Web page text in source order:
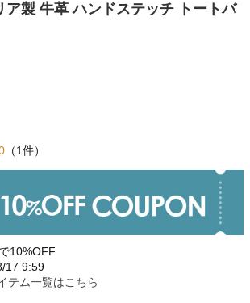
ア製 牛革 ハンドステッチ トートバ
（1件）
10%OFF
17 9:59
テム一覧はこちら